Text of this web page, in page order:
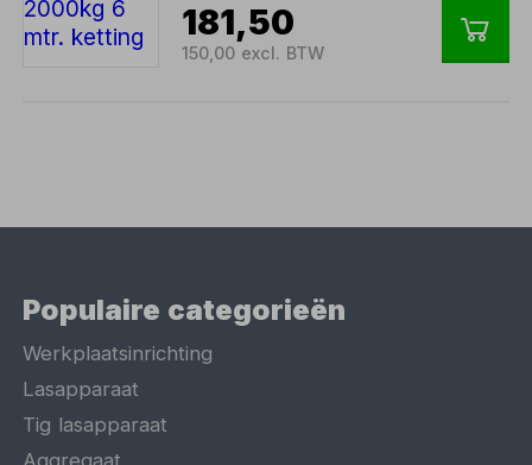
181,50
150,00 excl. BTW
Populaire categorieën
Werkplaatsinrichting
Lasapparaat
Tig lasapparaat